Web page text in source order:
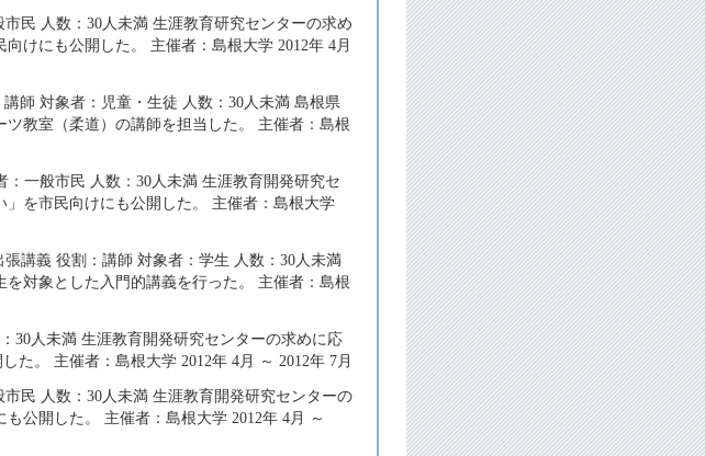
民 人数：30人未満 生涯教育研究センターの求め
けにも公開した。 主催者：島根大学 2012年 4月
師 対象者：児童・生徒 人数：30人未満 島根県
教室（柔道）の講師を担当した。 主催者：島根
一般市民 人数：30人未満 生涯教育開発研究セ
を市民向けにも公開した。 主催者：島根大学
講義 役割：講師 対象者：学生 人数：30人未満
対象とした入門的講義を行った。 主催者：島根
30人未満 生涯教育開発研究センターの求めに応
た。 主催者：島根大学 2012年 4月 ～ 2012年 7月
民 人数：30人未満 生涯教育開発研究センターの
公開した。 主催者：島根大学 2012年 4月 ～